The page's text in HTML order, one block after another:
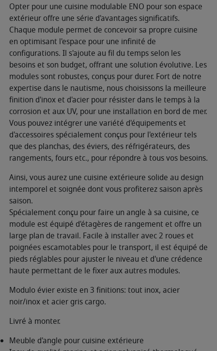
Opter pour une cuisine modulable ENO pour son espace
extérieur offre une série d'avantages significatifs.
Chaque module permet de concevoir sa propre cuisine
en optimisant l'espace pour une infinité de
configurations. Il s'ajoute au fil du temps selon les
besoins et son budget, offrant une solution évolutive. Les
modules sont robustes, conçus pour durer. Fort de notre
expertise dans le nautisme, nous choisissons la meilleure
finition d'inox et d'acier pour résister dans le temps à la
corrosion et aux UV, pour une installation en bord de mer.
Vous pouvez intégrer une variété d'équipements et
d'accessoires spécialement conçus pour l'extérieur tels
que des planchas, des éviers, des réfrigérateurs, des
rangements, fours etc., pour répondre à tous vos besoins.
Ainsi, vous aurez une cuisine extérieure solide au design
intemporel et soignée dont vous profiterez saison après
saison.
Spécialement conçu pour faire un angle à sa cuisine, ce
module est équipé d'étagères de rangement et offre un
large plan de travail. Facile à installer avec 2 roues et
poignées escamotables pour le transport, il est équipé de
pieds réglables pour ajuster le niveau et d'une crédence
haute permettant de le fixer aux autres modules.
Modulo évier existe en 3 finitions: tout inox, acier
noir/inox et acier gris cargo.
Livré à monter.
Meuble d'angle pour cuisine extérieure